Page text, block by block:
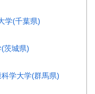
学(千葉県)
茨城県)
学大学(群馬県)